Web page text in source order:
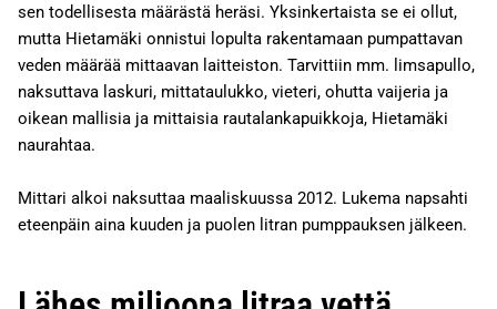
sen todellisesta määrästä heräsi. Yksinkertaista se ei ollut,
mutta Hietamäki onnistui lopulta rakentamaan pumpattavan
veden määrää mittaavan laitteiston. Tarvittiin mm. limsapullo,
naksuttava laskuri, mittataulukko, vieteri, ohutta vaijeria ja
oikean mallisia ja mittaisia rautalankapuikkoja, Hietamäki
naurahtaa.
Mittari alkoi naksuttaa maaliskuussa 2012. Lukema napsahti
eteenpäin aina kuuden ja puolen litran pumppauksen jälkeen.